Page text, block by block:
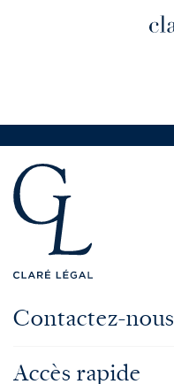
Contactez-nous
Accès rapide